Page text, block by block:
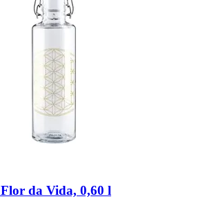
Flor da Vida, 0,60 l